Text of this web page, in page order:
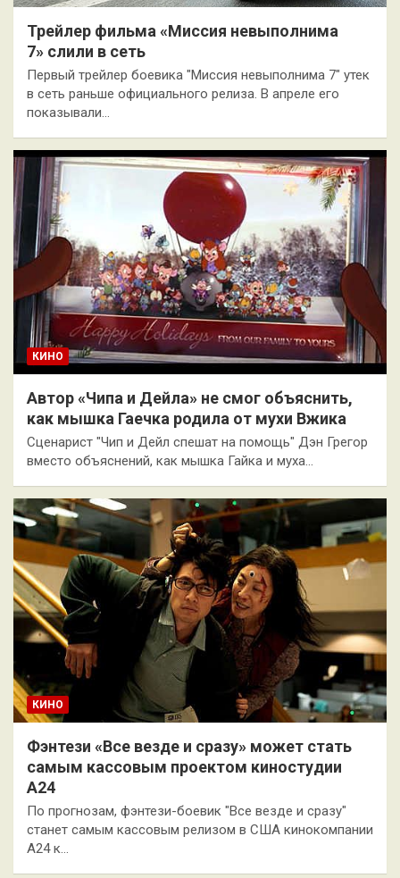
Трейлер фильма «Миссия невыполнима
7» слили в сеть
Первый трейлер боевика "Миссия невыполнима 7" утек
в сеть раньше официального релиза. В апреле его
показывали…
КИНО
Автор «Чипа и Дейла» не смог объяснить,
как мышка Гаечка родила от мухи Вжика
Сценарист "Чип и Дейл спешат на помощь" Дэн Грегор
вместо объяснений, как мышка Гайка и муха…
КИНО
Фэнтези «Все везде и сразу» может стать
самым кассовым проектом киностудии
А24
По прогнозам, фэнтези-боевик "Все везде и сразу"
станет самым кассовым релизом в США кинокомпании
A24 к…